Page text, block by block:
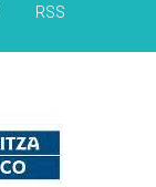
RSS